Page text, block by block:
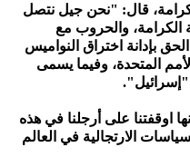
قال: "نحن جيل نتصل
الكرامة، والحروب مع
الحق بإدانة اختراق النواميس
المتحدة، وفيما يسمى
"إسرائيل".
اوقفتنا على أرجلنا في هذه
الارتجالية في العالم